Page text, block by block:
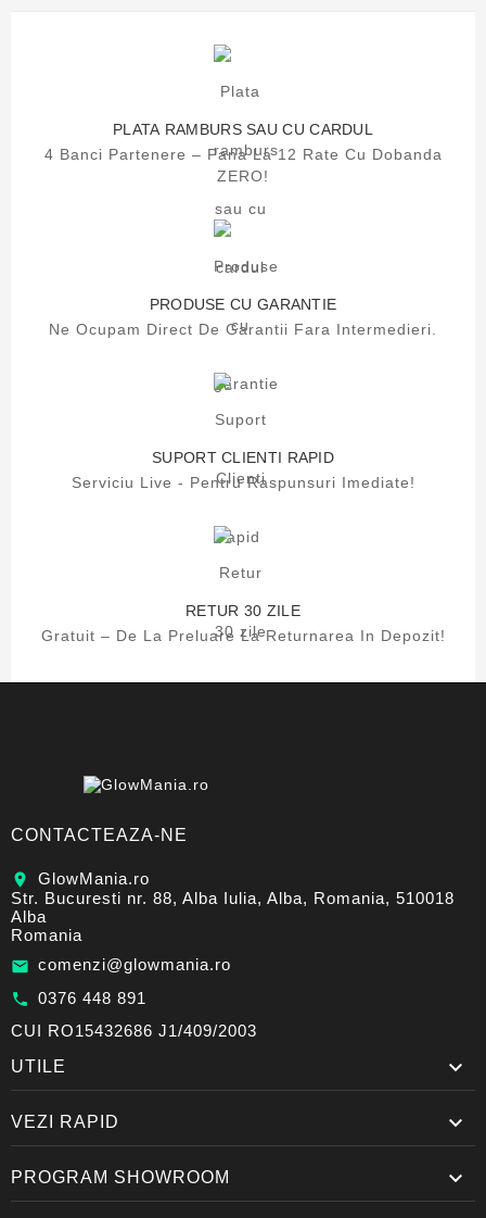
PLATA RAMBURS SAU CU CARDUL
4 Banci Partenere – Pana La 12 Rate Cu Dobanda
ZERO!
PRODUSE CU GARANTIE
Ne Ocupam Direct De Garantii Fara Intermedieri.
SUPORT CLIENTI RAPID
Serviciu Live - Pentru Raspunsuri Imediate!
RETUR 30 ZILE
Gratuit – De La Preluare La Returnarea In Depozit!
CONTACTEAZA-NE
location_on
GlowMania.ro
Str. Bucuresti nr. 88, Alba Iulia, Alba, Romania, 510018
Alba
Romania
email comenzi@glowmania.ro
call 0376 448 891
CUI RO15432686 J1/409/2003
UTILE

VEZI RAPID 
PROGRAM SHOWROOM 